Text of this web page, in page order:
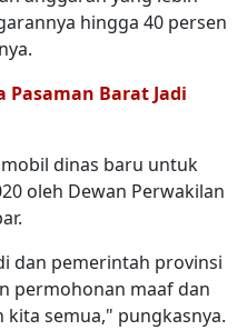
hingga 40 persen
Pasaman Barat Jadi
dinas baru untuk
oleh Dewan Perwakilan
dan pemerintah provinsi
permohonan maaf dan
semua," pungkasnya.